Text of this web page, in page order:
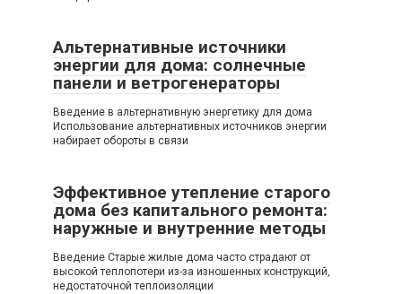
Альтернативные источники
энергии для дома: солнечные
панели и ветрогенераторы
Введение в альтернативную энергетику для дома
Использование альтернативных источников энергии
набирает обороты в связи
Эффективное утепление старого
дома без капитального ремонта:
наружные и внутренние методы
Введение Старые жилые дома часто страдают от
высокой теплопотери из-за изношенных конструкций,
недостаточной теплоизоляции